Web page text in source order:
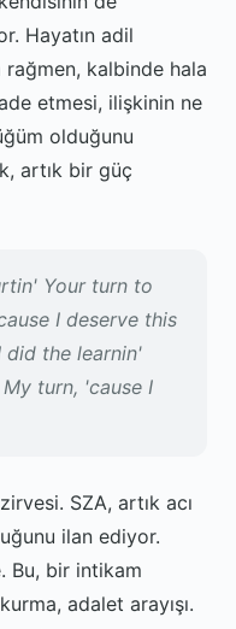
Hayatın adil
rağmen, kalbinde hala
etmesi, ilişkinin ne
olduğunu
artık bir güç
Your turn to
I deserve this
did the learnin'
turn, 'cause I
SZA, artık acı
ilan ediyor.
Bu, bir intikam
adalet arayışı.